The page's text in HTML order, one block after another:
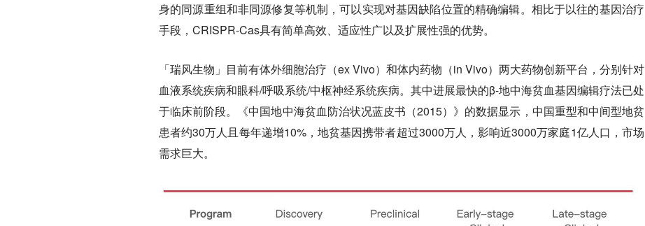
身的同源重组和非同源修复等机制，可以实现对基因缺陷位置的精确编辑。相比于以往的基因治疗
手段，CRISPR-Cas具有简单高效、适应性广以及扩展性强的优势。
「瑞风生物」目前有体外细胞治疗（ex Vivo）和体内药物（in Vivo）两大药物创新平台，分别针对
血液系统疾病和眼科/呼吸系统/中枢神经系统疾病。其中进展最快的β-地中海贫血基因编辑疗法已处
于临床前阶段。《中国地中海贫血防治状况蓝皮书（2015）》的数据显示，中国重型和中间型地贫
患者约30万人且每年递增10%，地贫基因携带者超过3000万人，影响近3000万家庭1亿人口，市场
需求巨大。